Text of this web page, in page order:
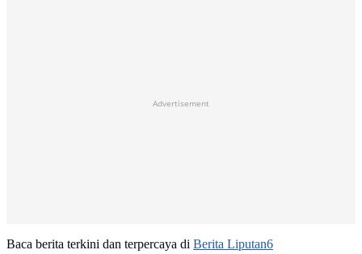
Advertisement
Baca berita terkini dan terpercaya di Berita Liputan6